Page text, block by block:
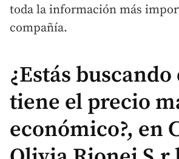
toda la información más
compañía.
¿Estás
tiene el precio
económico?, en